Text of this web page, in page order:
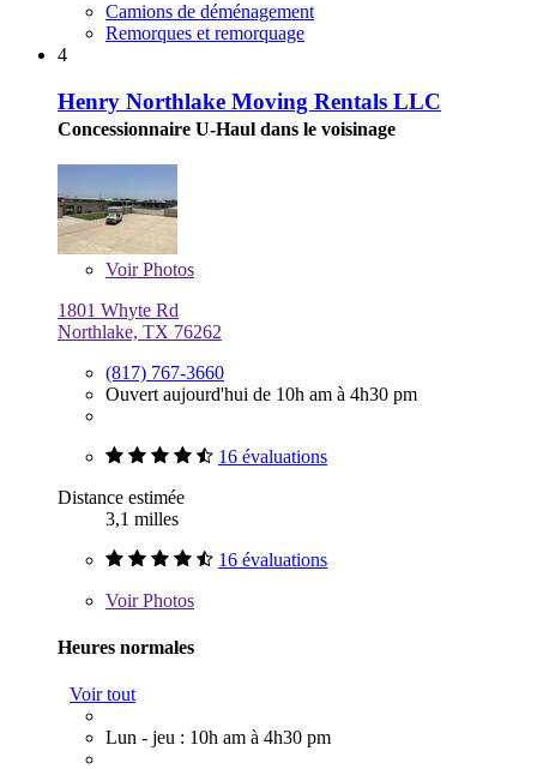
Camions de déménagement
Remorques et remorquage
4
Henry Northlake Moving Rentals LLC
Concessionnaire U-Haul dans le voisinage
VoirPhotos
1801 Whyte Rd
Northlake, TX 76262
(817) 767-3660
Ouvert aujourd'hui de 10h am à 4h30 pm
16 évaluations
Distance estimée
3,1 milles
16 évaluations
VoirPhotos
Heures normales
Voir tout
Lun - jeu : 10h am à 4h30 pm